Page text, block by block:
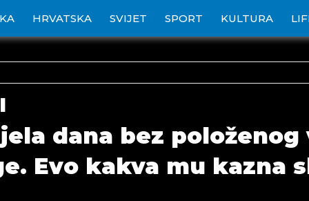
HRVATSKA SVIJET SPORT KULTURA
dana bez
Evo kakva mu kazna